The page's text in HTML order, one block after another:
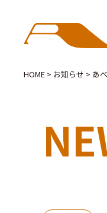
HOME > お知らせ > あ